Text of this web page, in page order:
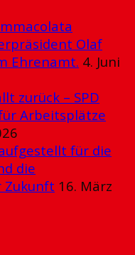
Olaf
Ehrenamt. 4. Juni
zurück – SPD
Arbeitsplätze
für die
die
Zukunft 16. März